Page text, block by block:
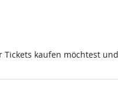
kaufen möchtest